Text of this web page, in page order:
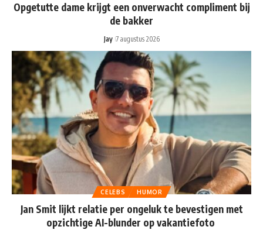
Opgetutte dame krijgt een onverwacht compliment bij
de bakker
Jay 7 augustus 2026
CELEBS HUMOR
Jan Smit lijkt relatie per ongeluk te bevestigen met
opzichtige AI-blunder op vakantiefoto